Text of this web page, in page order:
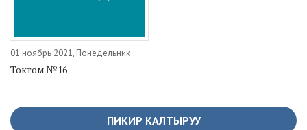
01 ноябрь 2021, Понедельник
Токтом №16
ПИКИР КАЛТЫРУУ